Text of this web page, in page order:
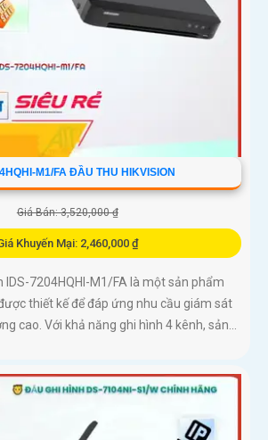
M1/FA ĐẦU THU HIKVISION
Giá Bán: 3,520,000 ₫
Khuyến Mại: 2,460,000 ₫
IDS-7204HQHI-M1/FA là một sản phẩm
thiết kế để đáp ứng nhu cầu giám sát
cao. Với khả năng ghi hình 4 kênh, sản...